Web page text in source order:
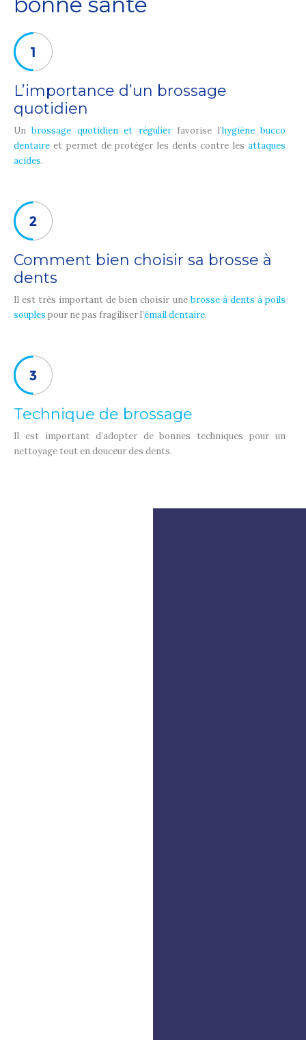
L’importance d’un brossage
quotidien
Unbrossage quotidien et régulierfavorise l’hygiène bucco
dentaire et permet de protéger les dents contre les attaques
acides.
Comment bien choisir sa brosse à
dents
Il est très important de bien choisir une brosse à dents à poils
souples pour ne pas fragiliser l’émail dentaire.
Technique de brossage
Il est important d’adopter de bonnes techniques pour un
nettoyage tout en douceur des dents.